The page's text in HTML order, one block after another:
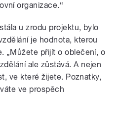
organizace.“
u zrodu projektu, bylo
je hodnota, kterou
„Můžete přijít o oblečení, o
ale zůstává. A nejen
ve které žijete. Poznatky,
ve prospěch